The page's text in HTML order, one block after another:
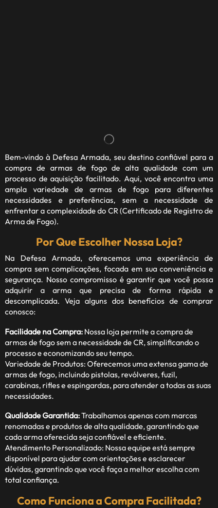
Bem-vindo à Defesa Armada, seu destino confiável para a
compra de armas de fogo de alta qualidade com um
processo de aquisição facilitado. Aqui, você encontra uma
ampla variedade de armas de fogo para diferentes
necessidades e preferências, sem a necessidade de
enfrentar a complexidade do CR (Certificado de Registro de
Arma de Fogo).
Por Que Escolher Nossa Loja?
Na Defesa Armada, oferecemos uma experiência de
compra sem complicações, focada em sua conveniência e
segurança. Nosso compromisso é garantir que você possa
adquirir a arma que precisa de forma rápida e
descomplicada. Veja alguns dos benefícios de comprar
conosco:
Facilidade na Compra: Nossa loja permite a compra de
armas de fogo sem a necessidade de CR, simplificando o
processo e economizando seu tempo.
Variedade de Produtos: Oferecemos uma extensa gama de
armas de fogo, incluindo pistolas, revólveres, fuzil,
carabinas, rifles e espingardas, para atender a todas as suas
necessidades.
Qualidade Garantida:Trabalhamos apenas com marcas
renomadas e produtos de alta qualidade, garantindo que
cada arma oferecida seja confiável e eficiente.
Atendimento Personalizado: Nossa equipe está sempre
disponível para ajudar com orientações e esclarecer
dúvidas, garantindo que você faça a melhor escolha com
total confiança.
Como Funciona a Compra Facilitada?